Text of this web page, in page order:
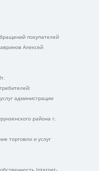
покупателей
Алексей
администрации
района г.
торговли и услуг
Internet-